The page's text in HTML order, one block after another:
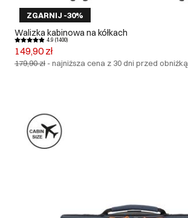
ZGARNIJ -30%
Walizka kabinowa na kółkach
4.9 (1400)
149,90 zł
179,90 zł -najniższa cena z 30 dni przed obniżką